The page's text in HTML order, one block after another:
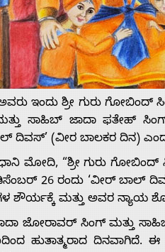
ಇಂದು ಶ್ರೀ ಗುರು
ಸಾಹಿಬ್ ಜಾದಾ ಫತೇಹ್ ಸಿಂಗ್
ದಿವಸ್’ (ವೀರ ಬಾಲಕರ ದಿನ)
ಮೋದಿ, “ಶ್ರೀ ಗುರು
26 ರಂದು ‘ವೀರ್ ಬಾಲ್
ಶೌರ್ಯಕ್ಕೆ ಮತ್ತು ಅವರ ನ್ಯಾಯ
ಜೋರಾವರ್ ಸಿಂಗ್ ಮತ್ತು
ಹುತಾತ್ಮರಾದ ದಿನವಾಗಿದೆ. ಈ